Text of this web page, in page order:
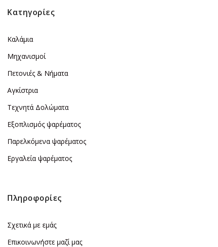
Κατηγορίες
Καλάμια
Μηχανισμοί
Πετονιές & Νήματα
Αγκίστρια
Τεχνητά Δολώματα
Εξοπλισμός ψαρέματος
Παρελκόμενα ψαρέματος
Εργαλεία ψαρέματος
Πληροφορίες
Σχετικά με εμάς
Επικοινωνήστε μαζί μας